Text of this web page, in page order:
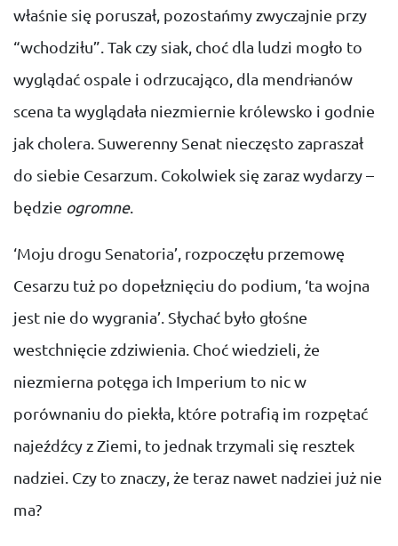
właśnie się poruszał, pozostańmy zwyczajnie przy
“wchodziłu”. Tak czy siak, choć dla ludzi mogło to
wyglądać ospale i odrzucająco, dla mendrɨanów
scena ta wyglądała niezmiernie królewsko i godnie
jak cholera. Suwerenny Senat nieczęsto zapraszał
do siebie Cesarzum. Cokolwiek się zaraz wydarzy –
będzie ogromne.
‘Moju drogu Senatoria’, rozpoczęłu przemowę
Cesarzu tuż po dopełznięciu do podium, ‘ta wojna
jest nie do wygrania’. Słychać było głośne
westchnięcie zdziwienia. Choć wiedzieli, że
niezmierna potęga ich Imperium to nic w
porównaniu do piekła, które potrafią im rozpętać
najeźdźcy z Ziemi, to jednak trzymali się resztek
nadziei. Czy to znaczy, że teraz nawet nadziei już nie
ma?